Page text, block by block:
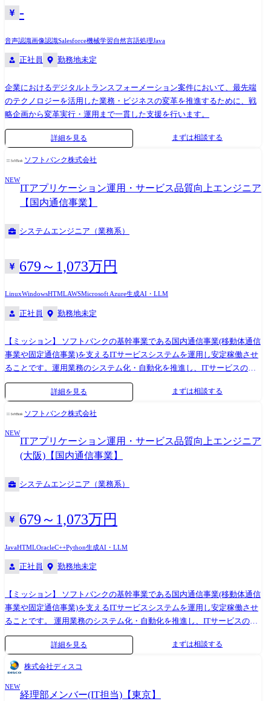
Workforce等)を使用したワークフロー開発 ┗要件定義から設計、開発 ┗
業務自動化、業務フローの効率化、 ・デジタル・アダプション・プラッ
トフォーム(WalkMe、Techtouchなど)を用いた開発 ┗既存システムの利
要件定義、設計、開発 ┗既存システムとの連携やパフォーマンス最適化
┗AI活用のPoC・技術検証、実現性検証と精度検証・改善、プロンプト
エンジニアリング
-
音声認識画像認識Salesforce機械学習自然言語処理Java
正社員 勤務地未定
企業におけるデジタルトランスフォーメーション案件において、最先端
のテクノロジーを活用した業務・ビジネスの変革を推進するために、戦
略企画から変革実行・運用まで一貫した支援を行います。
詳細を見る まずは相談する
ソフトバンク株式会社
NEW
ITアプリケーション運用・サービス品質向上エンジニア
【国内通信事業】
システムエンジニア（業務系）
679～1,073万円
LinuxWindowsHTMLAWSMicrosoft Azure生成AI・LLM
正社員 勤務地未定
【ミッション】 ソフトバンクの基幹事業である国内通信事業(移動体通信
事業や固定通信事業)を支えるITサービスシステムを運用し安定稼働させ
ることです。運用業務のシステム化・自動化を推進し、ITサービスの品
質向上・効率化に取り組んでいます。 【主な業務】 ・ITシステムの運用
業務全般、品質低下時のシステム構成設計や対応 ・新規システム構築時
どお客様が利用するオンラインシステム ・顧客情報を管理するシステム
・課金/請求システム ・コールセンターシステム
詳細を見る まずは相談する
ソフトバンク株式会社
NEW
ITアプリケーション運用・サービス品質向上エンジニア
(大阪)【国内通信事業】
システムエンジニア（業務系）
679～1,073万円
JavaHTMLOracleC++Python生成AI・LLM
正社員 勤務地未定
【ミッション】 ソフトバンクの基幹事業である国内通信事業(移動体通信
事業や固定通信事業)を支えるITサービスシステムを運用し安定稼働させ
ることです。 運用業務のシステム化・自動化を推進し、ITサービスの品
質向上・効率化に取り組んでいます。 【主な業務】 ・ITシステムの運用
業務全般、品質低下時のシステム構成設計や対応 ・新規システム構築時
やシステムリプレイス時の環境や運用の設計・構築 【具体的な業務】 ・
SoftBankショップ店員が利用するエントリーシステム ・My Softbankなど
お客様が利用するオンラインシステム ・上記に付随するモバイル関連顧
詳細を見る まずは相談する
株式会社ディスコ
NEW
経理部メンバー(IT担当)【東京】